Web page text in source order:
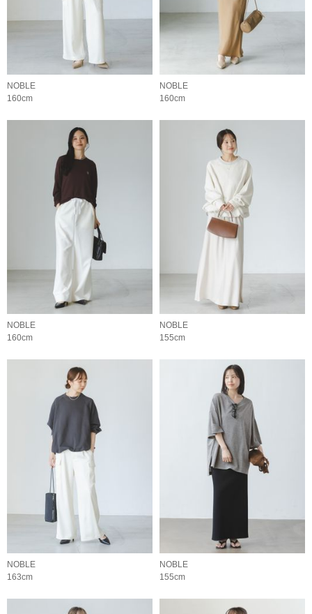
NOBLE
160cm
NOBLE
160cm
NOBLE
160cm
NOBLE
155cm
NOBLE
163cm
NOBLE
155cm